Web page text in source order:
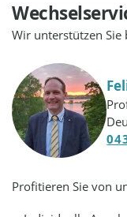
Wir unterstützen Sie
Profitieren Sie von